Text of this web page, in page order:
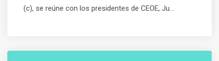
(c), se reúne con los presidentes de CEOE, Ju...